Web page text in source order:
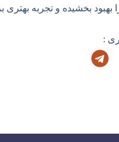
بهبود بخشیده و تجربه
: